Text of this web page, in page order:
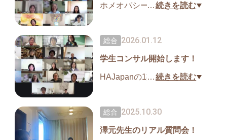
ホメオパシーアカデミージャ
ました。
1年生はマテリアメディカ発表
学生の皆さんの力作は素晴ら
…続きを読む
総合 2026.01.12
学生コンサル開始します！
HAJapanの1期生は2月より学
くださるクライアントさんを
募集します。
…続きを読む
総合 2025.10.30
澤元先生のリアル質問会！